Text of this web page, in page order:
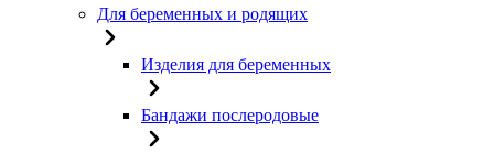
Для беременных и родящих
Изделия для беременных
Бандажи послеродовые